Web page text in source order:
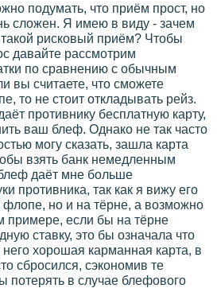
подумать, что приём прост, но
сложен. Я имею в виду - зачем
рисковый приём? Чтобы
давайте рассмотрим
по сравнению с обычным
вы считаете, что сможете
то не стоит откладывать рейз.
противнику бесплатную карту,
ваш блеф. Однако не так часто
могу сказать, зашла карта
взять банк немедленным
даёт мне больше
противника, так как я вижу его
флопе, но и на тёрне, а возможно
примере, если бы на тёрне
ставку, это бы означала что
хорошая карманная карта, в
сбросился, сэкономив те
потерять в случае блефового